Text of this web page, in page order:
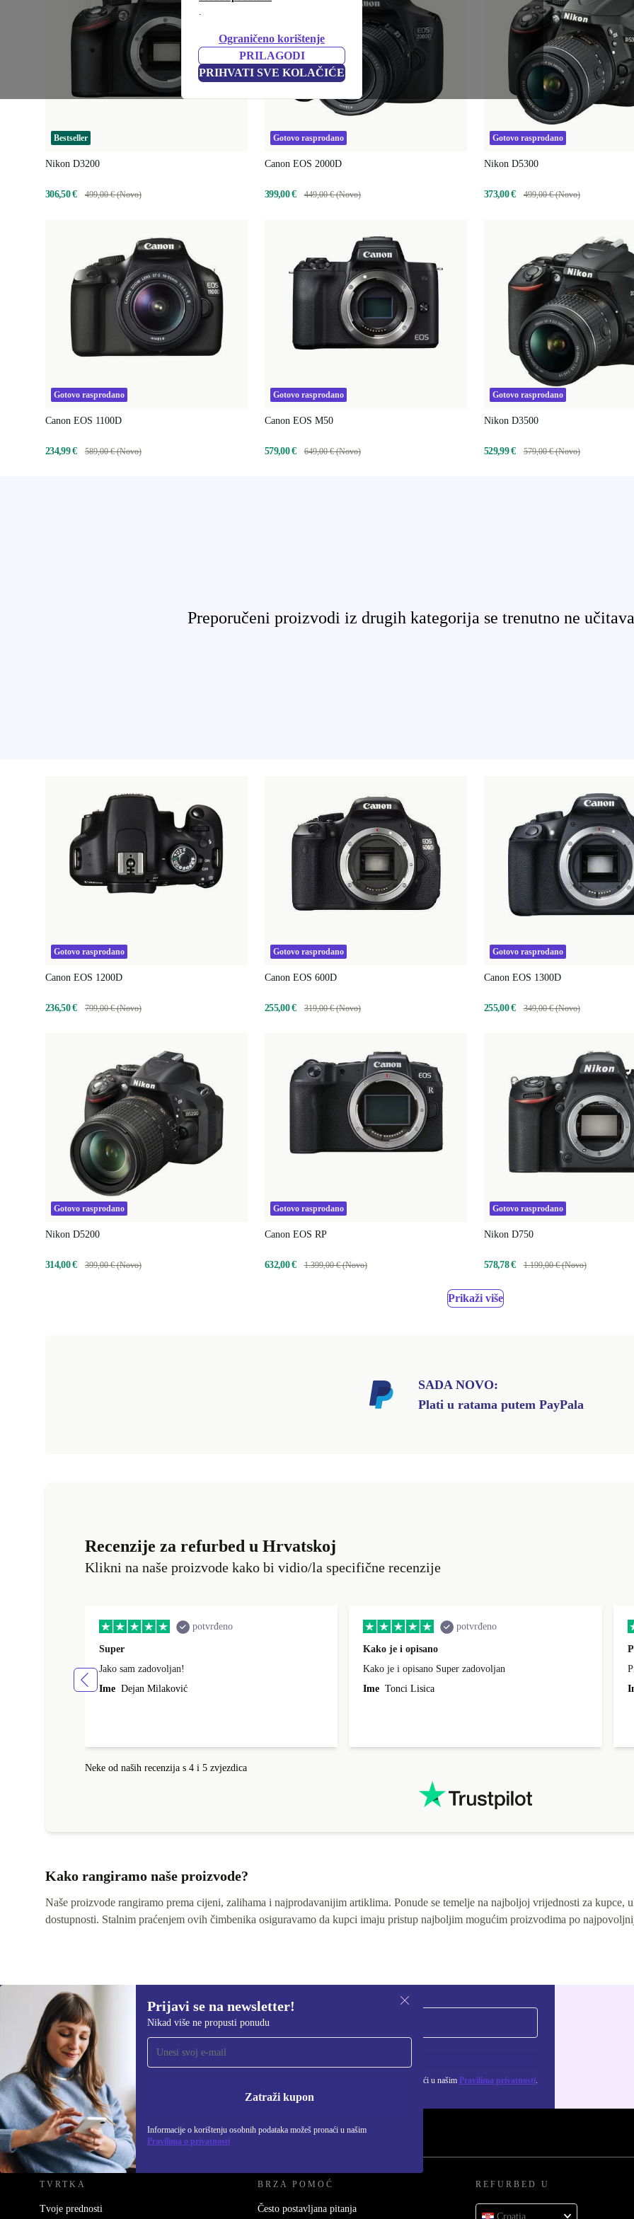
.
Ograničeno korištenje
PRILAGODI
PRIHVATI SVE KOLAČIĆE
Bestseller
Nikon D3200
306,50 € 499,00 € (Novo)
Gotovo rasprodano
Canon EOS 2000D
399,00 € 449,00 € (Novo)
Gotovo rasprodano
Nikon D5300
373,00 € 499,00 € (Novo)
Gotovo rasprodano
Canon EOS 1100D
234,99 € 589,00 € (Novo)
Gotovo rasprodano
Canon EOS M50
579,00 € 649,00 € (Novo)
Preporučeni proizvodi iz drugih kategorija se trenutno ne
Gotovo rasprodano
Nikon D3500
529,99 € 579,00 € (Novo)
Gotovo rasprodano
Canon EOS 1200D
236,50 € 799,00 € (Novo)
Gotovo rasprodano
Canon EOS 600D
255,00 € 319,00 € (Novo)
Gotovo rasprodano
Canon EOS 1300D
255,00 € 349,00 € (Novo)
Gotovo rasprodano
Nikon D5200
314,00 € 399,00 € (Novo)
Gotovo rasprodano
Canon EOS RP
632,00 € 1.399,00 € (Novo)
Gotovo rasprodano
Nikon D750
578,78 € 1.199,00 € (Novo)
Prikaži više
SADA NOVO:
Plati u ratama putem PayPala
Recenzije za refurbed u Hrvatskoj
Klikni na naše proizvode kako bi vidio/la specifične recenzije
potvrđeno
Super
Jako sam zadovoljan!
Ime Dejan Milaković
potvrđeno
Kako je i opisano
Kako je i opisano Super zadovoljan
Ime Tonci Lisica
Neke od naših recenzija s 4 i 5 zvjezdica
Kako rangiramo naše proizvode?
Naše proizvode rangiramo prema cijeni, zalihama i najprodavanijim artiklima. Ponude se temelje na najboljoj vrijednosti za
dostupnosti. Stalnim praćenjem ovih čimbenika osiguravamo da kupci imaju pristup najboljim mogućim proizvodima po
Prijavi se na newsletter!
Nikad više ne propusti ponudu
Zatraži kupon
Informacije o korištenju osobnih podataka možeš pronaći u našim
Pravilima o privatnosti
Prijavi se na newsletter!
Nikad više ne propusti ponudu.
Informacije o korištenju osobnih podataka možeš pronaći u našim Pravilima privatnosti.
REFURBED HRVATSKA - RETHINK NEW.
TVRTKA
Tvoje prednosti
BRZA POMOĆ
Često postavljana pitanja
REFURBED U
Croatia